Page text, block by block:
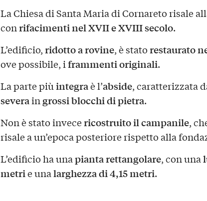
La Chiesa di Santa Maria di Cornareto risale
conrifacimenti nel XVII e XVIII secolo.
L’edificio,ridotto a rovine, è statorestaurato
ove possibile, iframmenti originali.
La parte piùintegraè l’abside, caratterizzata
severaingrossi blocchi di pietra.
Non è stato invecericostruito il campanile,
risale a un’epoca posteriore rispetto alla
L’edificio ha unapianta rettangolare, con una
metrie unalarghezza di 4,15 metri.